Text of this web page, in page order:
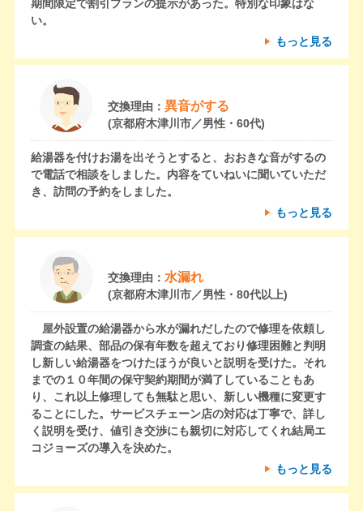
期間限定で割引プランの提示があった。特別な印象はな
い。
もっと見る
交換理由： 異音がする
(京都府木津川市／男性・60代)
給湯器を付けお湯を出そうとすると、おおきな音がするの
で電話で相談をしました。内容をていねいに聞いていただ
き、訪問の予約をしました。
もっと見る
交換理由： 水漏れ
(京都府木津川市／男性・80代以上)
屋外設置の給湯器から水が漏れだしたので修理を依頼し
調査の結果、部品の保有年数を超えており修理困難と判明
し新しい給湯器をつけたほうが良いと説明を受けた。それ
までの１０年間の保守契約期間が満了していることもあ
り、これ以上修理しても無駄と思い、新しい機種に変更す
ることにした。サービスチェーン店の対応は丁寧で、詳し
く説明を受け、値引き交渉にも親切に対応してくれ結局エ
コジョーズの導入を決めた。
もっと見る